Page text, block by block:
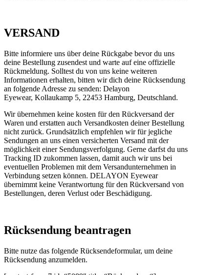
VERSAND
Bitte informiere uns über deine Rückgabe bevor du uns
deine Bestellung zusendest und warte auf eine offizielle
Rückmeldung. Solltest du von uns keine weiteren
Informationen erhalten, bitten wir dich deine Rücksendung
an folgende Adresse zu senden: Delayon
Eyewear, Kollaukamp 5, 22453 Hamburg, Deutschland.
Wir übernehmen keine kosten für den Rückversand der
Waren und erstatten auch Versandkosten deiner Bestellung
nicht zurück. Grundsätzlich empfehlen wir für jegliche
Sendungen an uns einen versicherten Versand mit der
möglichkeit einer Sendungsverfolgung. Gerne darfst du uns
Tracking ID zukommen lassen, damit auch wir uns bei
eventuellen Problemen mit dem Versandunternehmen in
Verbindung setzen können. DELAYON Eyewear
übernimmt keine Verantwortung für den Rückversand von
Bestellungen, deren Verlust oder Beschädigung.
Rücksendung beantragen
Bitte nutze das folgende Rücksendeformular, um deine
Rücksendung anzumelden.